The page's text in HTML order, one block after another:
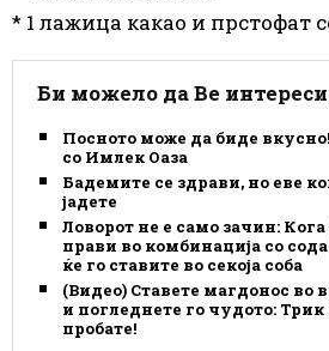
* 1 лажица какао и прстофат
Би можело да Ве
Посното може да биде вкусно!
со Имлек Оаза
Бадемите се здрави, но еве
јадете
Ловорот не е само зачин:
прави во комбинација со
ќе го ставите во секоја соба
(Видео) Ставете магдонос во
и погледнете го чудото:
пробате!